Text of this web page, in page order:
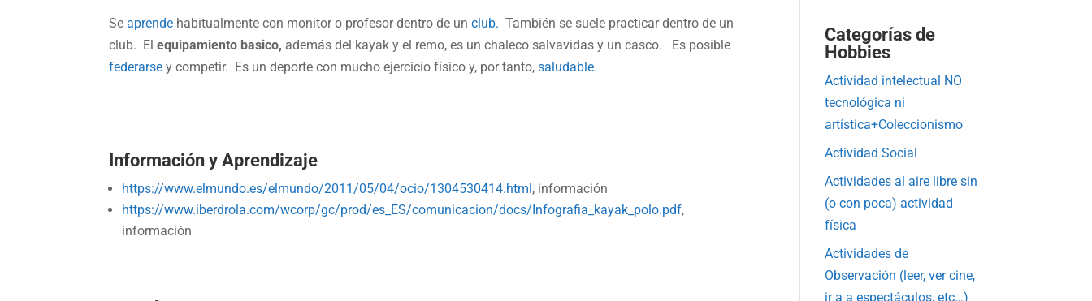
Seaprende habitualmente con monitor o profesor dentro de unclub. También se suele practicar dentro de un
club. Elequipamiento basico, además del kayak y el remo, es un chaleco salvavidas y un casco. Es posible
federarse y competir. Es un deporte con mucho ejercicio físico y, por tanto,saludable.
Información y Aprendizaje
https://www.elmundo.es/elmundo/2011/05/04/ocio/1304530414.html, información
https://www.iberdrola.com/wcorp/gc/prod/es_ES/comunicacion/docs/Infografia_kayak_polo.pdf,
información
Categorías de
Hobbies
Actividad intelectual NO
tecnológica ni
artística+Coleccionismo
Actividad Social
Actividades al aire libre sin
(o con poca) actividad
física
Actividades de
Observación (leer, ver cine,
ir a a espectáculos, etc…)